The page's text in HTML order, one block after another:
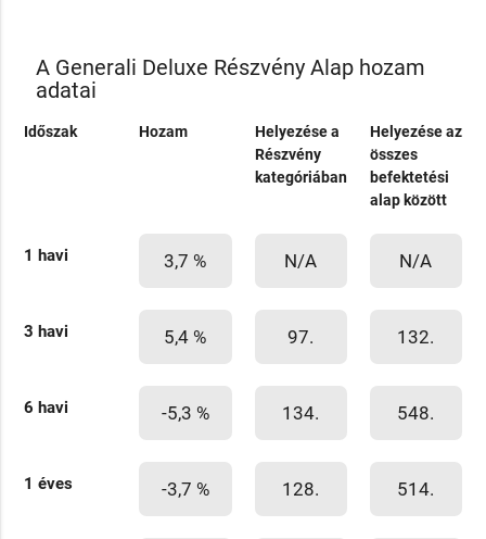
A Generali Deluxe Részvény Alap hozam
adatai
Időszak Hozam
Helyezése a
Részvény
kategóriában
Helyezése az
összes
befektetési
alap között
1 havi 3,7 % N/A N/A
3 havi 5,4 % 97. 132.
6 havi -5,3 % 134. 548.
1 éves -3,7 % 128. 514.